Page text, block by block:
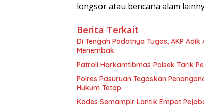
longsor atau bencana alam
Berita Terkait
Di Tengah Padatnya Tugas, AKP
Menembak
Patroli Harkamtibmas Polsek Tarik
Polres Pasuruan Tegaskan
Hukum Tetap
Kades Semampir Lantik Empat